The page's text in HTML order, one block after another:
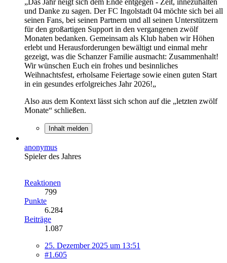
und Danke zu sagen. Der FC Ingolstadt 04 möchte sich bei all
seinen Fans, bei seinen Partnern und all seinen Unterstützern
für den großartigen Support in den vergangenen zwölf
Monaten bedanken. Gemeinsam als Klub haben wir Höhen
erlebt und Herausforderungen bewältigt und einmal mehr
gezeigt, was die Schanzer Familie ausmacht: Zusammenhalt!
Wir wünschen Euch ein frohes und besinnliches
Weihnachtsfest, erholsame Feiertage sowie einen guten Start
in ein gesundes erfolgreiches Jahr 2026!„
Also aus dem Kontext lässt sich schon auf die „letzten zwölf
Monate“ schließen.
Inhalt melden
anonymus
Spieler des Jahres
Reaktionen
799
Punkte
6.284
Beiträge
1.087
25. Dezember 2025 um 13:51
#1.605